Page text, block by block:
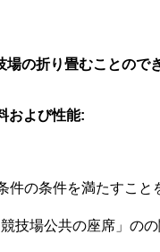
の折り畳むことので
および性能:
の条件を満たすこ
技場公共の座席」のの